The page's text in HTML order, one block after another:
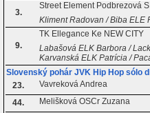
3.
Street Element Podbrezová
Kliment Radovan / Biba ELE
9.
TK Ellegance Ke NEW CITY
Labašová ELK Barbora /
Karvanská ELK Patrícia /
Slovenský pohár JVK Hip Hop sólo
23.
Vavreková Andrea
44.
Melišková OSCr Zuzana